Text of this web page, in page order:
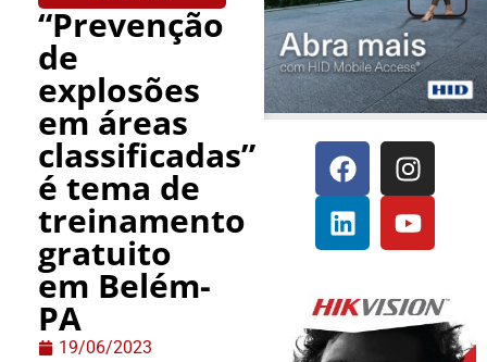
“Prevenção
de
explosões
em áreas
classificadas”
é tema de
treinamento
gratuito
em Belém-
PA
19/06/2023